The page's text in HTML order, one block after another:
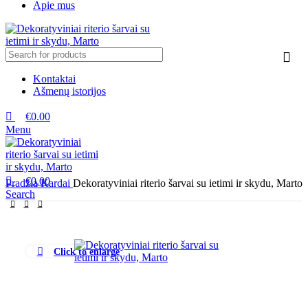
Apie mus
Kontaktai
Ašmenų istorijos
€0.00
Menu
€0.00
Search
PradžiaKardai Dekoratyviniai riterio šarvai su ietimi ir skydu, Marto
Click to enlarge